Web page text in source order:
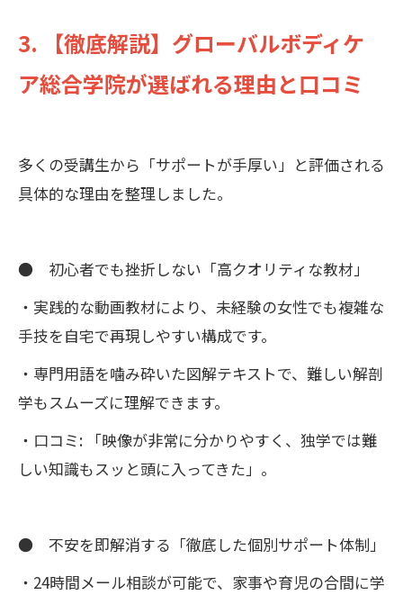
3. 【徹底解説】グローバルボディケ
ア総合学院が選ばれる理由と口コミ
多くの受講生から「サポートが手厚い」と評価される
具体的な理由を整理しました。
● 初心者でも挫折しない「高クオリティな教材」
・実践的な動画教材により、未経験の女性でも複雑な
手技を自宅で再現しやすい構成です。
・専門用語を噛み砕いた図解テキストで、難しい解剖
学もスムーズに理解できます。
・口コミ: 「映像が非常に分かりやすく、独学では難
しい知識もスッと頭に入ってきた」。
● 不安を即解消する「徹底した個別サポート体制」
・24時間メール相談が可能で、家事や育児の合間に学